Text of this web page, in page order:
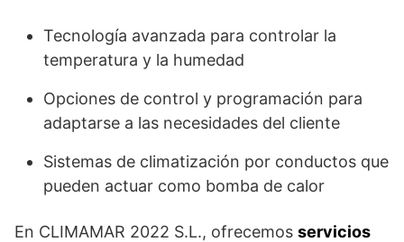
Tecnología avanzada para controlar la
temperatura y la humedad
Opciones de control y programación para
adaptarse a las necesidades del cliente
Sistemas de climatización por conductos que
pueden actuar como bomba de calor
En CLIMAMAR 2022 S.L., ofrecemos servicios